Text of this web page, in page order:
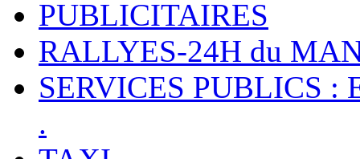
PUBLICITAIRES
RALLYES-24H du
SERVICES PUBLICS :
.